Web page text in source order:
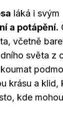
láká i svým
a potápění.
včetně
světa z
krásu a klid,
kde